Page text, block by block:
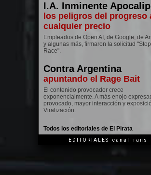
I.A. Inminente
los peligros del progreso
cualquier precio
Empleados de Open AI, de Google, de
y algunas más, firmaron la solicitud
Race".
Contra Argentina
apuntando el Rage Bait
El contenido provocador crece
exponencialmente. A más enojo
provocado, mayor interacción y
Viralización.
Todos los editoriales de El Pirata
EDITORIALES canalTrans